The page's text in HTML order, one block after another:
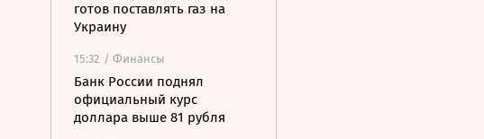
готов поставлять газ на
Украину
15:32 / Финансы
Банк России поднял
официальный курс
доллара выше 81 рубля